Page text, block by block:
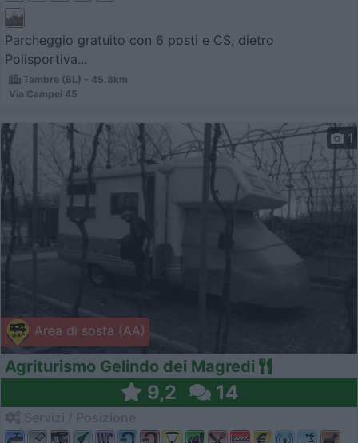
Parcheggio gratuito con 6 posti e CS, dietro
Polisportiva...
Tambre (BL) - 45.8km
Via Campei 45
Area di sosta (AA)
1
Agriturismo Gelindo dei Magredi
9,2 14